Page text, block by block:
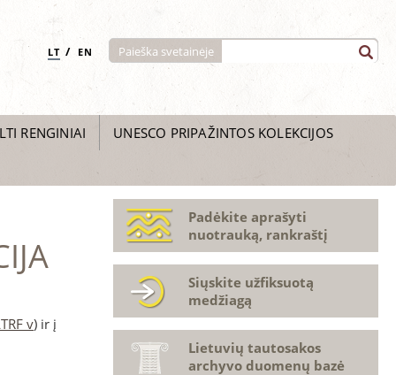
LT / EN Paieška svetainėje
RENGINIAI UNESCO PRIPAŽINTOS KOLEKCIJOS
v) ir į
Padėkite aprašyti
nuotrauką, rankraštį
Siųskite užfiksuotą
medžiagą
Lietuvių tautosakos
archyvo duomenų bazė